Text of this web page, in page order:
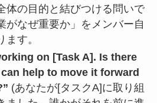
体の目的と結びつける問いで
がなぜ重要か」をメンバー自
す。
on [Task A]. Is there
help to move it forward
(あなたが[タスクA]に取り組